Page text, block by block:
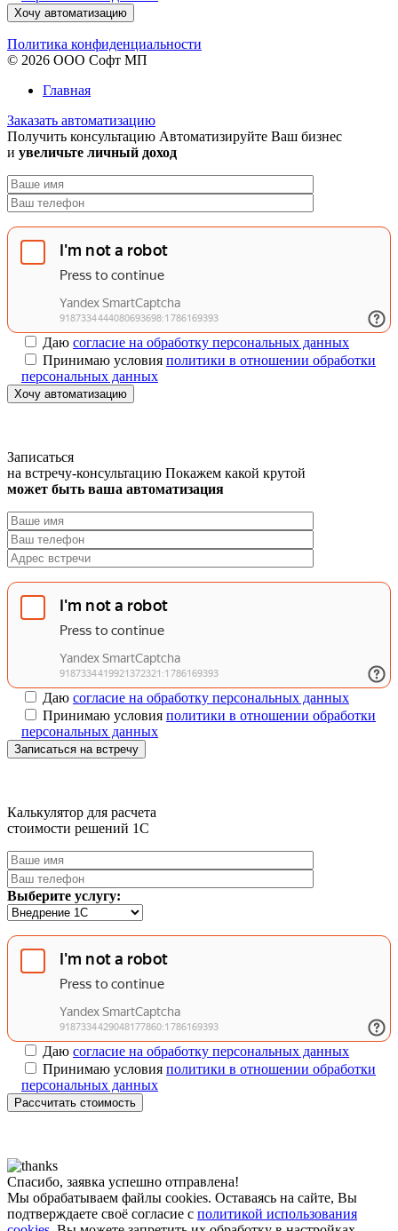
Хочу автоматизацию
Политика конфиденциальности
© 2026 ООО Софт МП
Главная
Заказать автоматизацию
Получить консультацию Автоматизируйте Ваш бизнес
и увеличьте личный доход
Даю согласие на обработку персональных данных
Принимаю условия политики в отношении обработки
персональных данных
Хочу автоматизацию
Записаться
на встречу-консультацию Покажем какой крутой
может быть ваша автоматизация
Даю согласие на обработку персональных данных
Принимаю условия политики в отношении обработки
персональных данных
Записаться на встречу
Калькулятор для расчета
стоимости решений 1C
Выберите услугу:
Даю согласие на обработку персональных данных
Принимаю условия политики в отношении обработки
персональных данных
Рассчитать стоимость
Спасибо, заявка успешно отправлена!
Мы обрабатываем файлы cookies. Оставаясь на сайте, Вы
подтверждаете своё согласие с политикой использования